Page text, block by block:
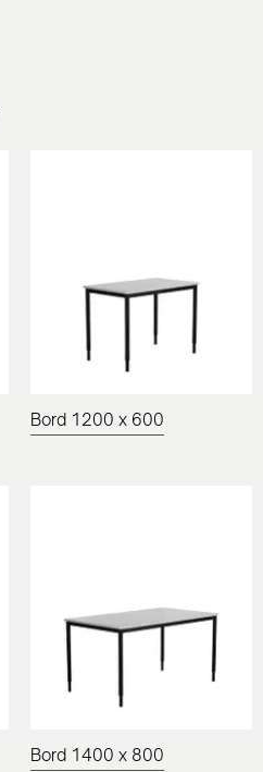
Bord 1200 x 600
Bord 1400 x 800